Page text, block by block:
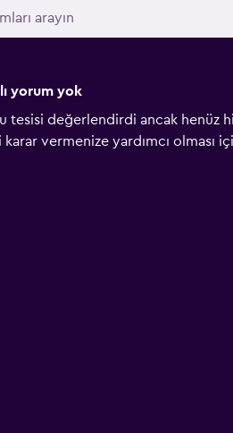
yorum yok
tesisi değerlendirdi ancak henüz
vermenize yardımcı olması